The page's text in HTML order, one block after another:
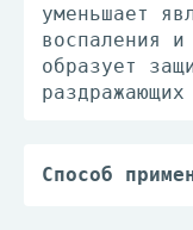
уменьшает
воспаления
образует
Способ